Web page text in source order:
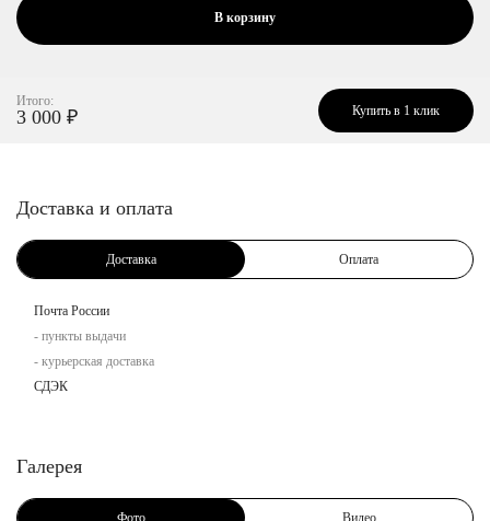
В корзину
Итого:
3 000 ₽ Купить в 1 клик
Доставка и оплата
Доставка Оплата
Почта России
- пункты выдачи
- курьерская доставка
СДЭК
Галерея
Фото Видео